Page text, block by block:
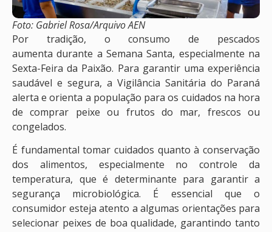
Foto: Gabriel Rosa/Arquivo AEN
Por tradição, o consumo de pescados
aumenta durante a Semana Santa, especialmente na
Sexta-Feira da Paixão. Para garantir uma experiência
saudável e segura, a Vigilância Sanitária do Paraná
alerta e orienta a população para os cuidados na hora
de comprar peixe ou frutos do mar, frescos ou
congelados.
É fundamental tomar cuidados quanto à conservação
dos alimentos, especialmente no controle da
temperatura, que é determinante para garantir a
segurança microbiológica. É essencial que o
consumidor esteja atento a algumas orientações para
selecionar peixes de boa qualidade, garantindo tanto